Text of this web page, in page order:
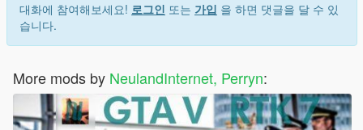
대화에 참여해보세요! 로그인 또는 가입 을 하면 댓글을 달 수 있
습니다.
More mods by NeulandInternet, Perryn: